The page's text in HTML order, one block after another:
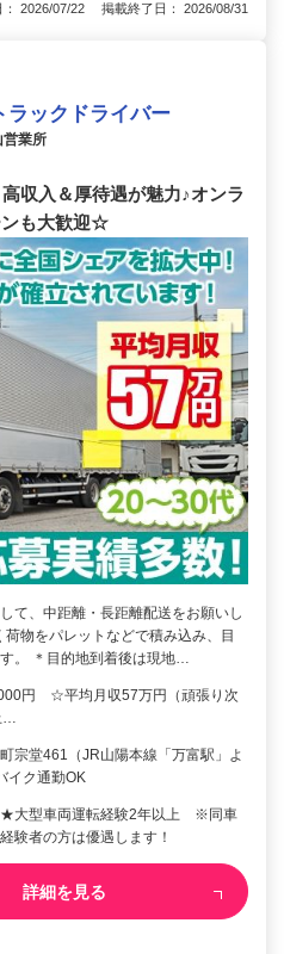
： 2026/07/22 掲載終了日： 2026/08/31
ラックドライバー
営業所
収入＆厚待遇が魅力♪オンラ
ンも大歓迎☆
て、中距離・長距離配送をお願いし
物をパレットなどで積み込み、目
。 ＊目的地到着後は現地…
円 ☆平均月収57万円（頑張り次
…
宗堂461（JR山陽本線「万富駅」よ
イク通勤OK
大型車両運転経験2年以上 ※同車
験者の方は優遇します！
詳細を見る